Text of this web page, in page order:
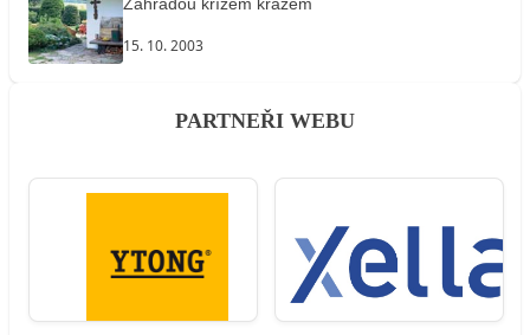
15. 10. 2003
PARTNEŘI WEBU